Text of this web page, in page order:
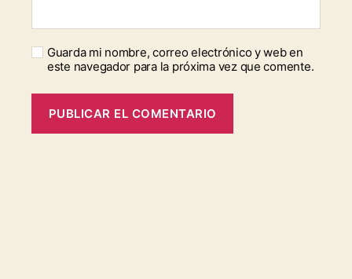
Guarda mi nombre, correo electrónico y web en
este navegador para la próxima vez que comente.